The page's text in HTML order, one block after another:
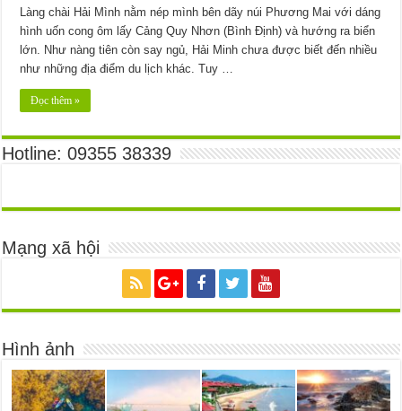
Làng chài Hải Mình nằm nép mình bên dãy núi Phương Mai với dáng
hình uốn cong ôm lấy Cảng Quy Nhơn (Bình Định) và hướng ra biển
lớn. Như nàng tiên còn say ngủ, Hải Minh chưa được biết đến nhiều
như những địa điểm du lịch khác. Tuy …
Đọc thêm »
Hotline: 09355 38339
Mạng xã hội
Hình ảnh